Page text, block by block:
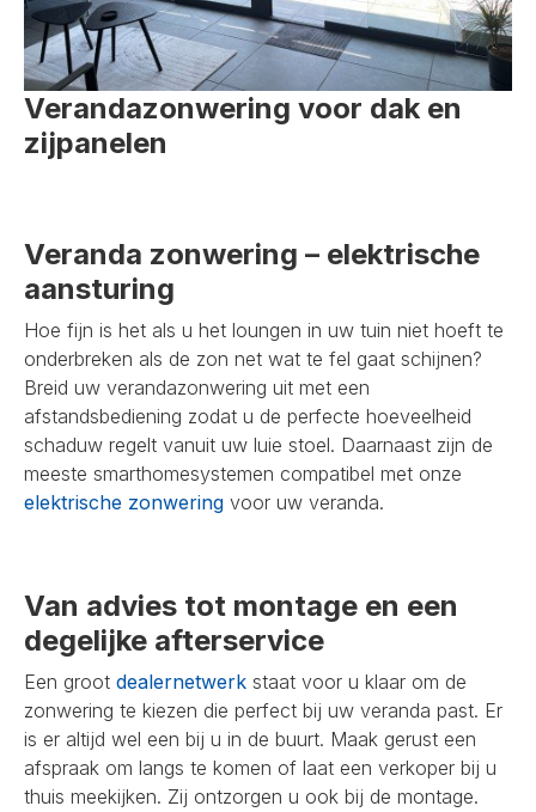
Verandazonwering voor dak en
zijpanelen
Veranda zonwering – elektrische
aansturing
Hoe fijn is het als u het loungen in uw tuin niet hoeft te
onderbreken als de zon net wat te fel gaat schijnen?
Breid uw verandazonwering uit met een
afstandsbediening zodat u de perfecte hoeveelheid
schaduw regelt vanuit uw luie stoel. Daarnaast zijn de
meeste smarthomesystemen compatibel met onze
elektrische zonwering voor uw veranda.
Van advies tot montage en een
degelijke afterservice
Een groot dealernetwerk staat voor u klaar om de
zonwering te kiezen die perfect bij uw veranda past. Er
is er altijd wel een bij u in de buurt. Maak gerust een
afspraak om langs te komen of laat een verkoper bij u
thuis meekijken. Zij ontzorgen u ook bij de montage.